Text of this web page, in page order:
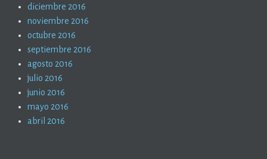
diciembre 2016
noviembre 2016
octubre 2016
septiembre 2016
agosto 2016
julio 2016
junio 2016
mayo 2016
abril 2016